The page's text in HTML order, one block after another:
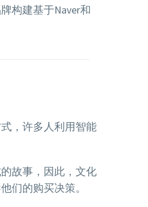
构建基于Naver和
，许多人利用智能
故事，因此，文化
们的购买决策。